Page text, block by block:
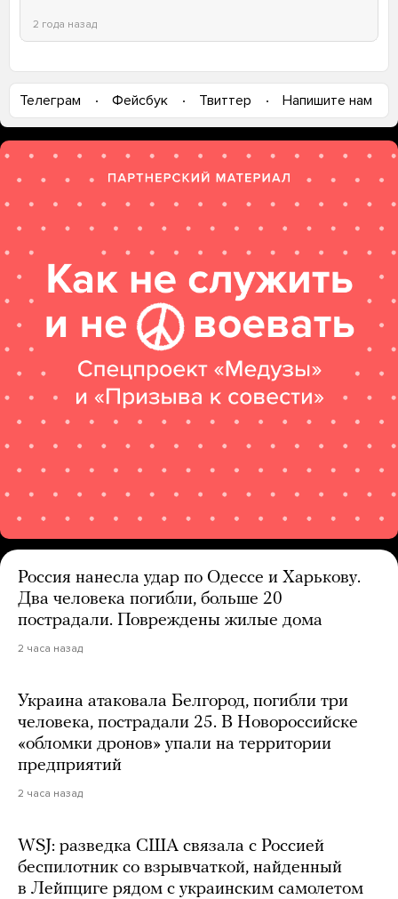
2 года назад
Телеграм Фейсбук Твиттер Напишите нам
Россия нанесла удар по Одессе и Харькову.
Два человека погибли, больше 20
пострадали. Повреждены жилые дома
2 часа назад
Украина атаковала Белгород, погибли три
человека, пострадали 25. В Новороссийске
«обломки дронов» упали на территории
предприятий
2 часа назад
WSJ: разведка США связала с Россией
беспилотник со взрывчаткой, найденный
в Лейпциге рядом с украинским самолетом